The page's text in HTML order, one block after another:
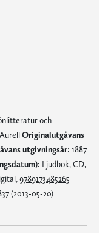
och
Originalutgåvans
utgivningsår: 1887
Ljudbok, CD,
9789173485265
(2013-05-20)